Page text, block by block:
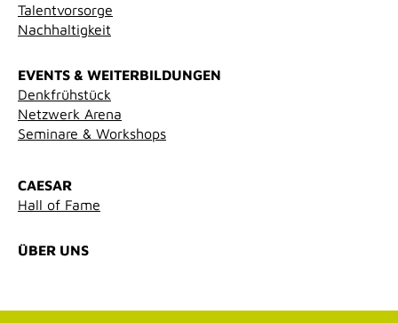
Talentvorsorge
Nachhaltigkeit
EVENTS & WEITERBILDUNGEN
Denkfrühstück
Netzwerk Arena
Seminare & Workshops
CAESAR
Hall of Fame
ÜBER UNS